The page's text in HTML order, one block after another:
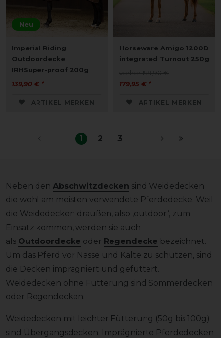
Neu
Imperial Riding
Outdoordecke
IRHSuper-proof 200g
139,90 € *
ARTIKEL MERKEN
Horseware Amigo 1200D
integrated Turnout 250g
179,95 € *
ARTIKEL MERKEN
1 2 3
Neben den Abschwitzdecken sind Weidedecken
die wohl am meisten verwendete Pferdedecke. Weil
die Weidedecken draußen, also ‚outdoor‘, zum
Einsatz kommen, werden sie auch
als Outdoordecke oder Regendecke bezeichnet.
Um das Pferd vor Nässe und Kälte zu schützen, sind
die Decken imprägniert und gefüttert.
Weidedecken ohne Fütterung sind Sommerdecken
oder Regendecken.
Weidedecken mit leichter Fütterung (50g bis 100g)
sind Übergangsdecken. Imprägnierte Pferdedecken